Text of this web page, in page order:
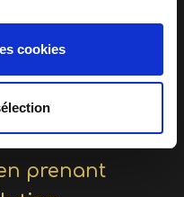
cookies
prenant